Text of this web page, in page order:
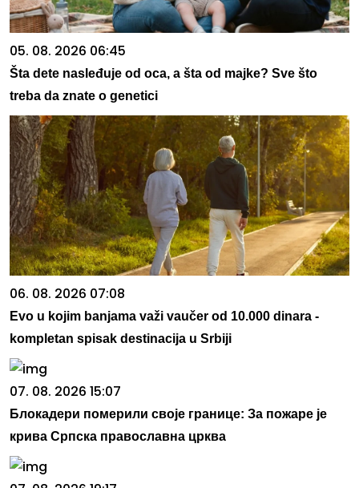
05. 08. 2026 06:45
Šta dete nasleđuje od oca, a šta od majke? Sve što
treba da znate o genetici
06. 08. 2026 07:08
Evo u kojim banjama važi vaučer od 10.000 dinara -
kompletan spisak destinacija u Srbiji
07. 08. 2026 15:07
Блокадери померили своје границе: За пожаре је
крива Српска православна црква